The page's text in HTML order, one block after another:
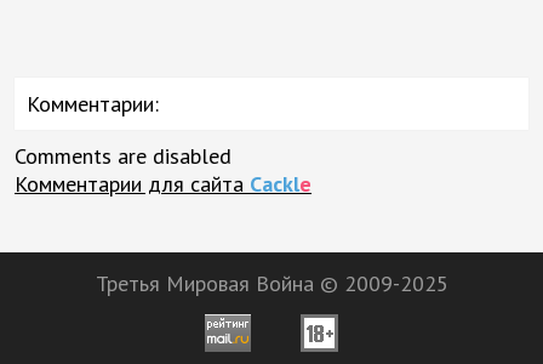
Комментарии:
Comments are disabled
Комментарии для сайта Cackle
Третья Мировая Война © 2009-2025